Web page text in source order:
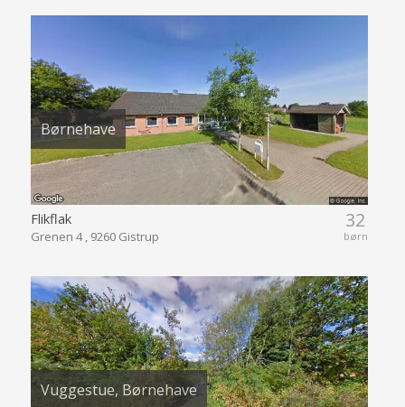
Børnehave
32
børn
Flikflak
Grenen 4 , 9260 Gistrup
Vuggestue, Børnehave